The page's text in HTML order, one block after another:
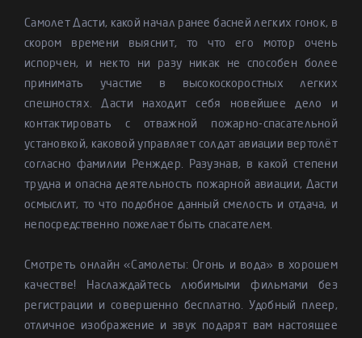
Самолет Дасти, какой начал ранее басней легких гонок, в
скором времени выяснит, то что его мотор очень
испорчен, и некто ни разу никак не способен более
принимать участие в высокоскоростных легких
спешностях. Дасти находит себя новейшее дело и
контактировать с отважной пожарно-спасательной
установкой, каковой управляет солдат авиации вертолёт
согласно фамилии Ренждер. Разузнав, в какой степени
трудна и опасна деятельность пожарной авиации, Дасти
осмыслит, то что подобное данный смелость и отдача, и
непосредственно пожелает быть спасателем.
Смотреть онлайн «Самолеты: Огонь и вода» в хорошем
качестве! Наслаждайтесь любимыми фильмами без
регистрации и совершенно бесплатно. Удобный плеер,
отличное изображение и звук подарят вам настоящее